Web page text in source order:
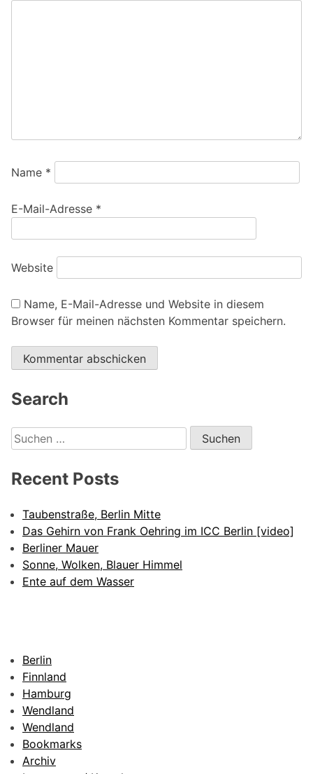
Name *
E-Mail-Adresse *
Website
Name, E-Mail-Adresse und Website in diesem
Browser für meinen nächsten Kommentar speichern.
Search
Suchen
nach:
Recent Posts
Taubenstraße, Berlin Mitte
Das Gehirn von Frank Oehring im ICC Berlin [video]
Berliner Mauer
Sonne, Wolken, Blauer Himmel
Ente auf dem Wasser
Berlin
Finnland
Hamburg
Wendland
Wendland
Bookmarks
Archiv